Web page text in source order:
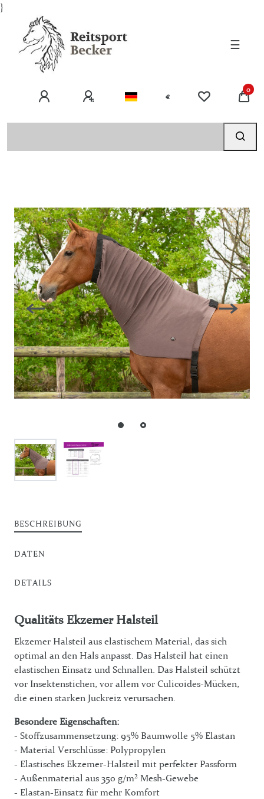
}
☰
€
0
BESCHREIBUNG
DATEN
DETAILS
Qualitäts Ekzemer Halsteil
Ekzemer Halsteil aus elastischem Material, das sich
optimal an den Hals anpasst. Das Halsteil hat einen
elastischen Einsatz und Schnallen. Das Halsteil schützt
vor Insektenstichen, vor allem vor Culicoides-Mücken,
die einen starken Juckreiz verursachen.
Besondere Eigenschaften:
- Stoffzusammensetzung: 95% Baumwolle 5% Elastan
- Material Verschlüsse: Polypropylen
- Elastisches Ekzemer-Halsteil mit perfekter Passform
- Außenmaterial aus 350 g/m² Mesh-Gewebe
- Elastan-Einsatz für mehr Komfort